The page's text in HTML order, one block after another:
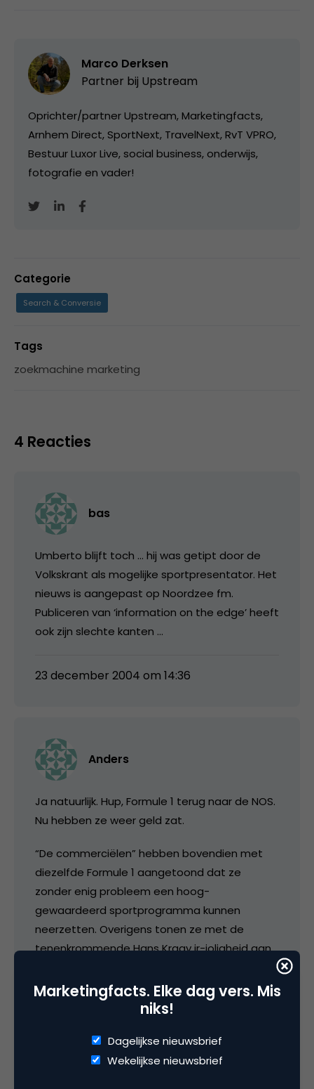
Marco Derksen
Partner bij Upstream
Oprichter/partner Upstream, Marketingfacts,
Arnhem Direct, SportNext, TravelNext, RvT VPRO,
Bestuur Luxor Live, social business, onderwijs,
fotografie en vader!
Categorie
Search & Conversie
Tags
zoekmachine marketing
4 Reacties
bas
Umberto blijft toch … hij was getipt door de
Volkskrant als mogelijke sportpresentator. Het
nieuws is aangepast op Noordzee fm.
Publiceren van ‘information on the edge’ heeft
ook zijn slechte kanten …
23 december 2004 om 14:36
Anders
Ja natuurlijk. Hup, Formule 1 terug naar de NOS.
Nu hebben ze weer geld zat.
“De commerciëlen” hebben bovendien met
diezelfde Formule 1 aangetoond dat ze
zonder enig probleem een hoog-
gewaardeerd sportprogramma kunnen
neerzetten. Overigens tonen ze met de
tenenkrommende Hans Kraay jr-joligheid aan
vernaggelen, maar ik geloof dat dat niet De
Mol donders goed beseft dat het publiek die
24 december 2004 om 07:45
Marketingfacts. Elke dag vers. Mis
niks!
Dagelijkse nieuwsbrief
Wekelijkse nieuwsbrief